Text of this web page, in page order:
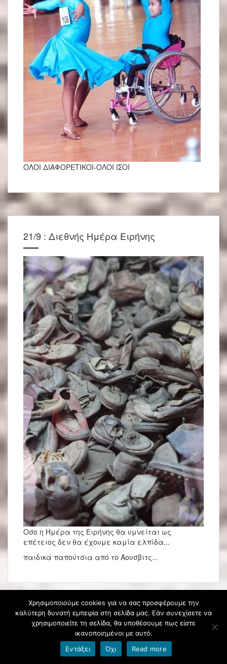
ΟΛΟΙ ΔΙΑΦΟΡΕΤΙΚΟΙ-ΟΛΟΙ ΙΣΟΙ
21/9 : Διεθνής Ημέρα Ειρήνης
Οσο η Ημέρα της Ειρήνης θα υμνείται ως
επέτειος δεν θα έχουμε καμία ελπίδα...
παιδικά παπούτσια από το Άουσβιτς...
6 Μαρτίου:Πανελλήνια Ημέρα κατά της
Σχολικής Βίας και του Εκφοβισμού
Χρησιμοποιούμε cookies για να σας προσφέρουμε την
καλύτερη δυνατή εμπειρία στη σελίδα μας. Εάν συνεχίσετε να
χρησιμοποιείτε τη σελίδα, θα υποθέσουμε πως είστε
ικανοποιημένοι με αυτό.
Εντάξει
Όχι Read more